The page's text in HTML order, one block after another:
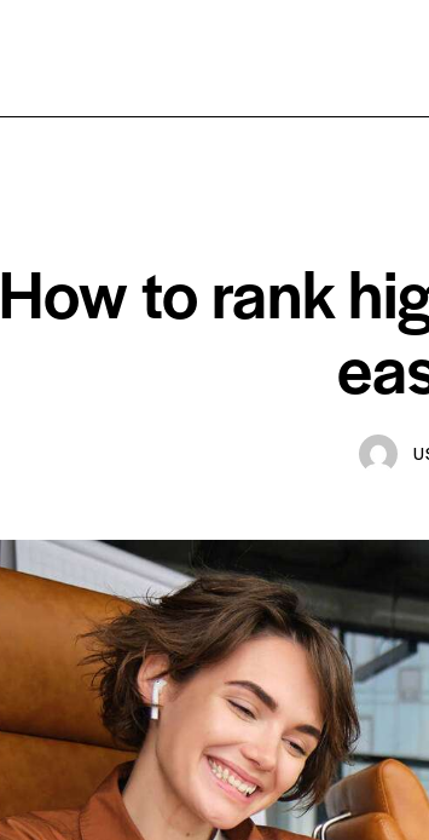
How to rank